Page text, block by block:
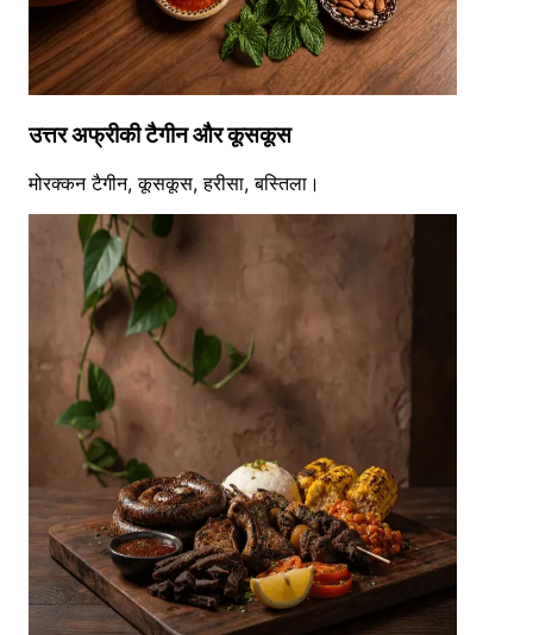
उत्तर अफ्रीकी टैगीन और कूसकूस
मोरक्कन टैगीन, कूसकूस, हरीसा, बस्तिला।